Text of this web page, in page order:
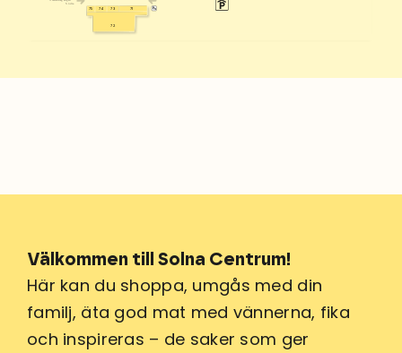
71
73
72
74
75
Södra
Välkommen till Solna Centrum!
Här kan du shoppa, umgås med din
familj, äta god mat med vännerna, fika
och inspireras – de saker som ger